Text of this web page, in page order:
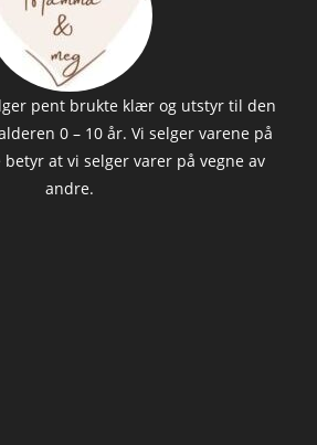
pent brukte klær og utstyr til den
0 – 10 år. Vi selger varene på
at vi selger varer på vegne av
andre.